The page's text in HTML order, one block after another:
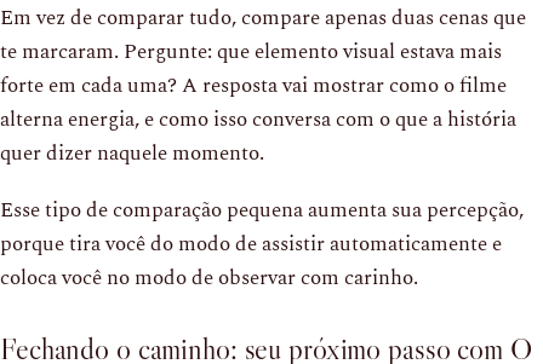
Em vez de comparar tudo, compare apenas duas cenas que
te marcaram. Pergunte: que elemento visual estava mais
forte em cada uma? A resposta vai mostrar como o filme
alterna energia, e como isso conversa com o que a história
quer dizer naquele momento.
Esse tipo de comparação pequena aumenta sua percepção,
porque tira você do modo de assistir automaticamente e
coloca você no modo de observar com carinho.
Fechando o caminho: seu próximo passo com O